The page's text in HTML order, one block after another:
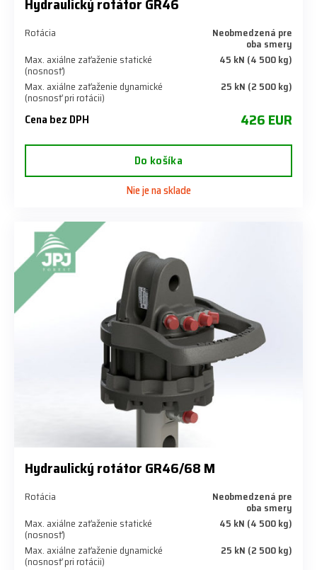
Hydraulický rotátor GR46
Rotácia Neobmedzená pre
oba smery
Max. axiálne zaťaženie statické
(nosnosť)
45 kN (4 500 kg)
Max. axiálne zaťaženie dynamické
(nosnosť pri rotácii)
25 kN (2 500 kg)
Cena bez DPH 426 EUR
Do košíka
Nie je na sklade
Hydraulický rotátor GR46/68 M
Rotácia Neobmedzená pre
oba smery
Max. axiálne zaťaženie statické
(nosnosť)
45 kN (4 500 kg)
Max. axiálne zaťaženie dynamické
(nosnosť pri rotácii)
25 kN (2 500 kg)